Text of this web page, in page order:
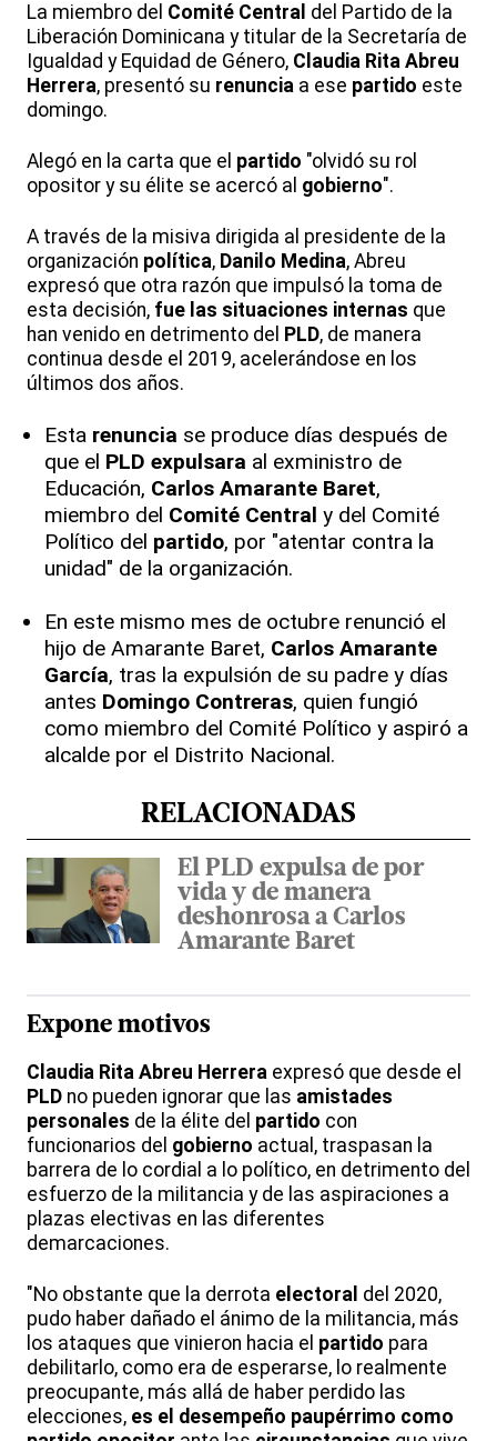
La miembro del Comité Central del Partido de la
Liberación Dominicana y titular de la Secretaría de
Igualdad y Equidad de Género, Claudia Rita Abreu
Herrera, presentó su renuncia a ese partido este
domingo.
Alegó en la carta que el partido "olvidó su rol
opositor y su élite se acercó al gobierno".
A través de la misiva dirigida al presidente de la
organización política, Danilo Medina, Abreu
expresó que otra razón que impulsó la toma de
esta decisión, fue las situaciones internas que
han venido en detrimento del PLD, de manera
continua desde el 2019, acelerándose en los
últimos dos años.
Esta renuncia se produce días después de
que el PLD expulsara al exministro de
Educación, Carlos Amarante Baret,
miembro del Comité Central y del Comité
Político del partido, por "atentar contra la
unidad" de la organización.
En este mismo mes de octubre renunció el
hijo de Amarante Baret, Carlos Amarante
García, tras la expulsión de su padre y días
antes Domingo Contreras, quien fungió
como miembro del Comité Político y aspiró a
alcalde por el Distrito Nacional.
RELACIONADAS
El PLD expulsa de por
vida y de manera
deshonrosa a Carlos
Amarante Baret
Expone motivos
Claudia Rita Abreu Herrera expresó que desde el
PLD no pueden ignorar que las amistades
personales de la élite del partido con
funcionarios del gobierno actual, traspasan la
barrera de lo cordial a lo político, en detrimento del
esfuerzo de la militancia y de las aspiraciones a
plazas electivas en las diferentes
demarcaciones.
"No obstante que la derrota electoral del 2020,
pudo haber dañado el ánimo de la militancia, más
los ataques que vinieron hacia el partido para
debilitarlo, como era de esperarse, lo realmente
preocupante, más allá de haber perdido las
elecciones, es el desempeño paupérrimo como